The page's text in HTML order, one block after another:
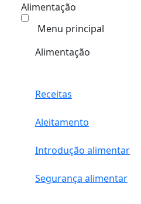
Alimentação
Menu principal
Alimentação
Receitas
Aleitamento
Introdução alimentar
Segurança alimentar